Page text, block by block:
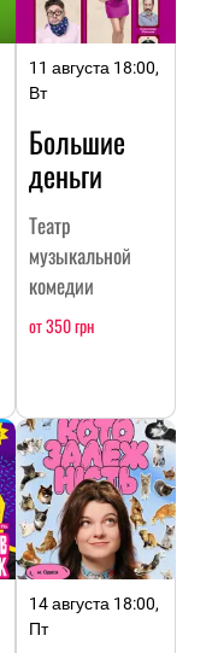
11 августа 18:00,
Вт
Большие
деньги
Театр
музыкальной
комедии
от 350 грн
14 августа 18:00,
Пт